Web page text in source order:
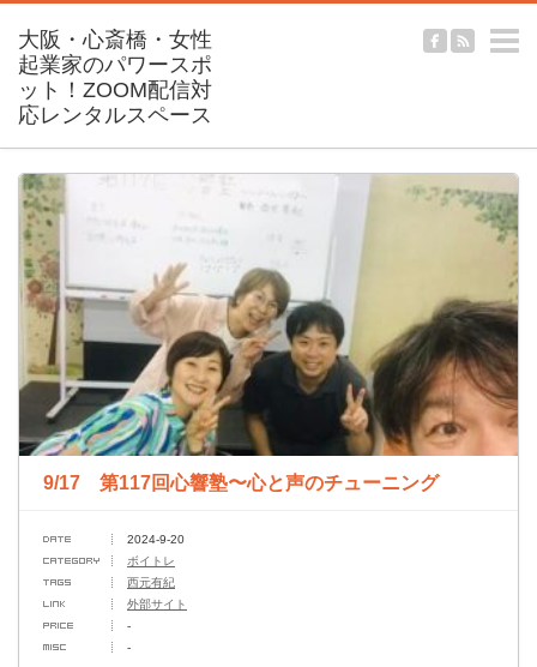
9/17 第117回心響塾〜心と声のチューニング
2024-9-20
ボイトレ
西元有紀
外部サイト
-
-